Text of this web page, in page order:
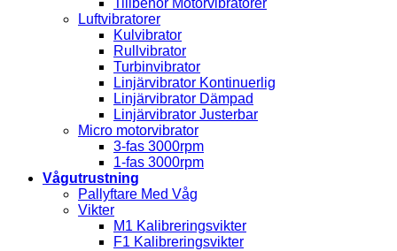
Luftvibratorer
Kulvibrator
Rullvibrator
Turbinvibrator
Linjärvibrator Kontinuerlig
Linjärvibrator Dämpad
Linjärvibrator Justerbar
Micro motorvibrator
3-fas 3000rpm
1-fas 3000rpm
Vågutrustning
Pallyftare Med Våg
Vikter
M1 Kalibreringsvikter
F1 Kalibreringsvikter